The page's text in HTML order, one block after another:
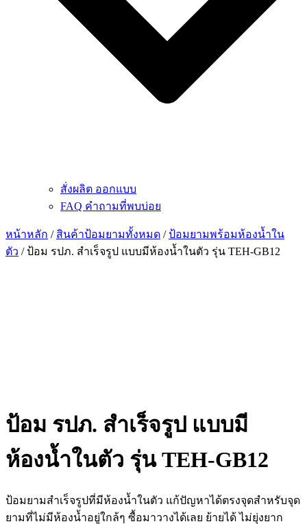
สั่งผลิต ออกแบบ
FAQ คำถามที่พบบ่อย
หน้าหลัก / สินค้าป้อมยามทั้งหมด /ป้อมยามพร้อมห้องน้ำใน
ตัว / ป้อม รปภ. สำเร็จรูป แบบมีห้องน้ำในตัว รุ่น TEH-GB12
ป้อม รปภ. สำเร็จรูป แบบมี
ห้องน้ำในตัว รุ่น TEH-GB12
ป้อมยามสำเร็จรูปที่มีห้องน้ำในตัว แก้ปัญหาได้ตรงจุดสำหรับจุด
ยามที่ไม่มีห้องน้ำอยู่ใกล้ๆ ซื้อมาวางได้เลย ย้ายได้ ไม่ยุ่งยาก